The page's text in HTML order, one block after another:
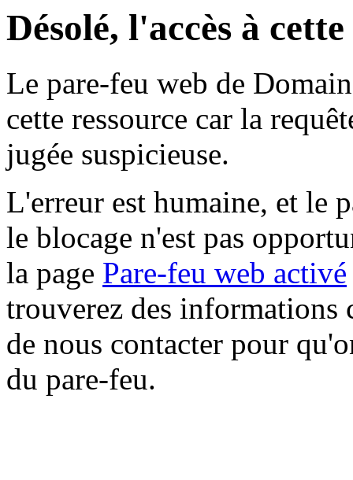
Désolé, l'accès à
Le pare-feu web de
cette ressource car la
jugée suspicieuse.
L'erreur est humaine, et le
le blocage n'est pas
la page Pare-feu web activé
trouverez des informations
de nous contacter pour
du pare-feu.